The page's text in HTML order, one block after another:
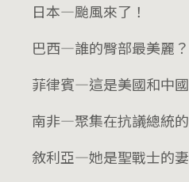
日本—颱風來了！
巴西—誰的臀部最美麗？
菲律賓—這是美國和中
南非—聚集在抗議總統
敘利亞—她是聖戰士的